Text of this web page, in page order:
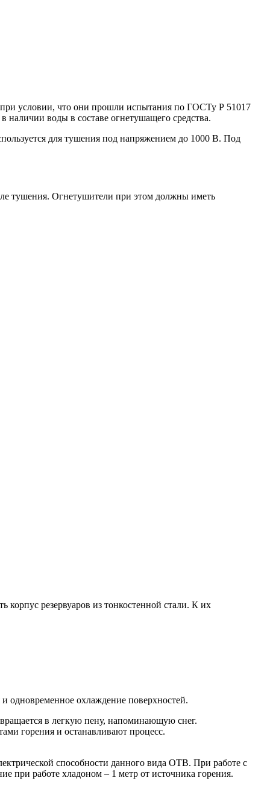
условии, что они прошли испытания по ГОСТу Р 51017
воды в составе огнетушащего средства.
для тушения под напряжением до 1000 В. Под
тушения. Огнетушители при этом должны иметь
резервуаров из тонкостенной стали. К их
одновременное охлаждение поверхностей.
в легкую пену, напоминающую снег.
горения и останавливают процесс.
способности данного вида ОТВ. При работе с
при работе хладоном – 1 метр от источника горения.